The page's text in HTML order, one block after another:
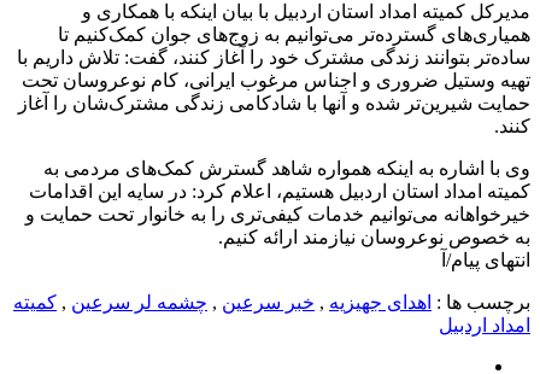
مدیرکل کمیته امداد استان اردبیل با بیان اینکه با همکاری و
همیاری‌های گسترده‌تر می‌توانیم به زوج‌های جوان کمک‌کنیم تا
ساده‌تر بتوانند زندگی مشترک خود را آغاز کنند، گفت: تلاش داریم با
تهیه وستیل ضروری و اجناس مرغوب ایرانی، کام نوعروسان تحت
حمایت شیرین‌تر شده و آنها با شادکامی زندگی مشترک‌شان را آغاز
کنند.
وی با اشاره به اینکه همواره شاهد گسترش کمک‌های مردمی به
کمیته امداد استان اردبیل هستیم، اعلام کرد: در سایه این اقدامات
خیرخواهانه می‌توانیم خدمات کیفی‌تری را به خانوار تحت حمایت و
به خصوص نوعروسان نیازمند ارائه کنیم.
انتهای پیام/آ
برچسب ها : اهدای جهیزیه , خبر سرعین , چشمه لر سرعین , کمیته
امداد اردبیل